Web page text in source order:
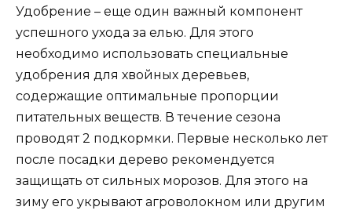
Удобрение – еще один важный компонент
успешного ухода за елью. Для этого
необходимо использовать специальные
удобрения для хвойных деревьев,
содержащие оптимальные пропорции
питательных веществ. В течение сезона
проводят 2 подкормки. Первые несколько лет
после посадки дерево рекомендуется
защищать от сильных морозов. Для этого на
зиму его укрывают агроволокном или другим